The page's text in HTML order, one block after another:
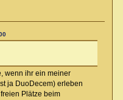
wenn ihr ein meiner
ja DuoDecem) erleben
Plätze beim